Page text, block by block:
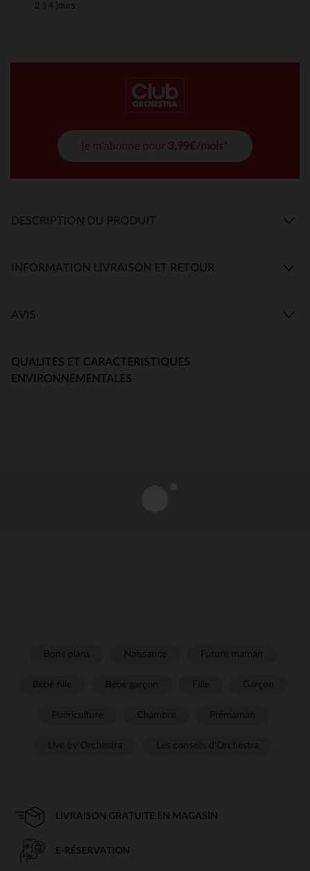
2 à 4 jours
je m'abonne pour 3,99€/mois*
DESCRIPTION DU PRODUIT
INFORMATION LIVRAISON ET RETOUR
AVIS
QUALITES ET CARACTERISTIQUES
ENVIRONNEMENTALES
LIVRAISON GRATUITE EN MAGASIN
E-RÉSERVATION